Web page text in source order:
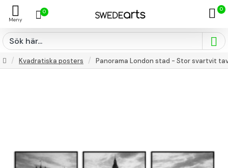
0 0
Kvadratiska posters Panorama London stad - Stor svartvit